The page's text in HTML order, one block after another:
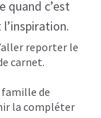
quand c’est
reporter le
carnet.
de
la compléter